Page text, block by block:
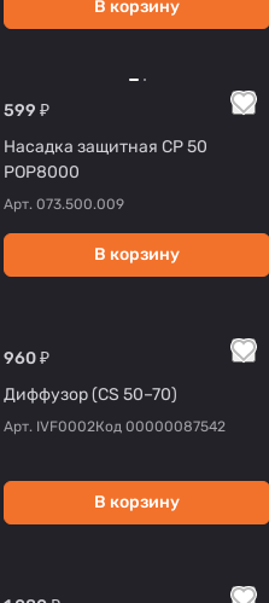
В корзину
599 ₽
Насадка защитная CP 50
POP8000
Арт. 073.500.009
В корзину
960 ₽
Диффузор (CS 50–70)
Арт. IVF0002Код 00000087542
В корзину